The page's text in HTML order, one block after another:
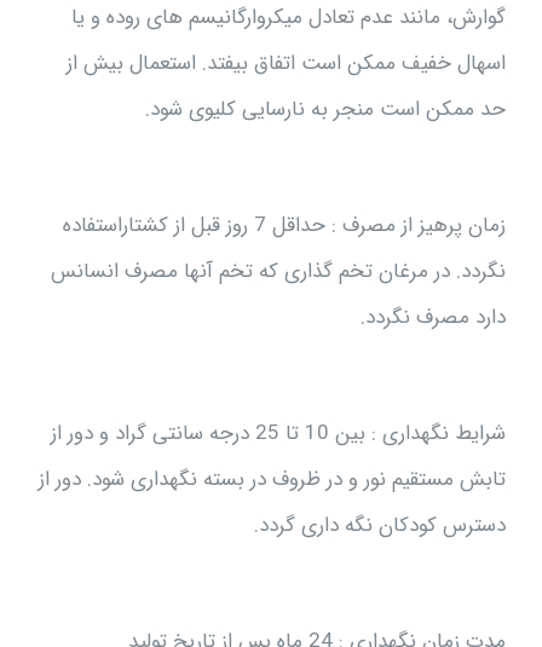
گوارش، مانند عدم تعادل میکروارگانیسم های روده و یا
اسهال خفیف ممکن است اتفاق بیفتد. استعمال بیش از
حد ممکن است منجر به نارسایی کلیوی شود.
زمان پرهیز از مصرف : حداقل 7 روز قبل از کشتاراستفاده
نگردد. در مرغان تخم گذاری که تخم آنها مصرف انسانس
دارد مصرف نگردد.
شرایط نگهداری : بین 10 تا 25 درجه سانتی گراد و دور از
تابش مستقیم نور و در ظروف در بسته نگهداری شود. دور از
دسترس کودکان نگه داری گردد.